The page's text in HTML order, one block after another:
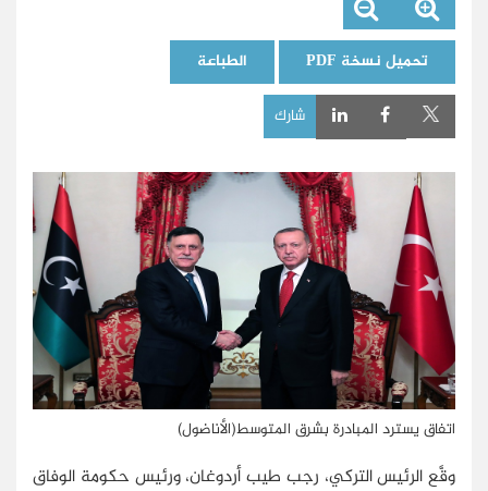
تحميل نسخة PDF الطباعة
شارك
اتفاق يسترد المبادرة بشرق المتوسط(الأناضول)
وقَّع الرئيس التركي، رجب طيب أردوغان، ورئيس حكومة الوفاق